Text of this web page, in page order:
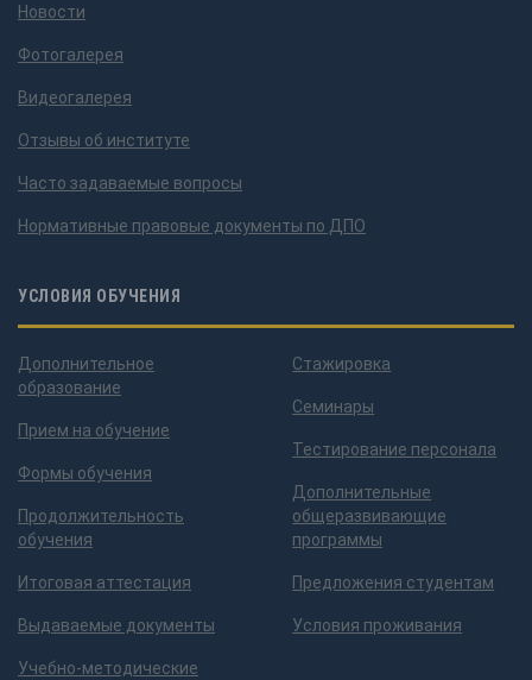
Новости
Фотогалерея
Видеогалерея
Отзывы об институте
Часто задаваемые вопросы
Нормативные правовые документы по ДПО
УСЛОВИЯ ОБУЧЕНИЯ
Дополнительное
образование
Прием на обучение
Формы обучения
Продолжительность
обучения
Итоговая аттестация
Выдаваемые документы
Учебно-методические
Стажировка
Семинары
Тестирование персонала
Дополнительные
общеразвивающие
программы
Предложения студентам
Условия проживания